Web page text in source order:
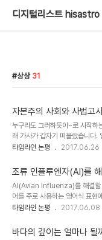
디지털리스트 hisastro
상상 31
자본주의 사회와 사법고
누구라도 그러하듯이~로 시작하
래 가사가 갑자기 떠올랐습니다.
나도 모르면서 남의 생각도 그럴
이 들다가도 나만 고립된 섬이라
냥 머무는 게 낫다는 야속함에 그
고 아쉽기까지 합니다. 참 알 수
기대는 건지도 모르겠습니다. 실
도 그런 이유일 겁니다. 왜 이리
생각이 그 강도..
타임라인 논평 2017.06.26
조류 인플루엔자(AI)를
AI(Avian Influenza)를 해결
어를 주로 사용하는 영어식 표현
렇지 않은 이런 문구가 떠올랐습
A.I(Artificial Intelligence)는 A
죠. 누구에 의해 그렇게 통용되
타임라인 논평 2017.06.08
바다의 깊이는 얼마나 될